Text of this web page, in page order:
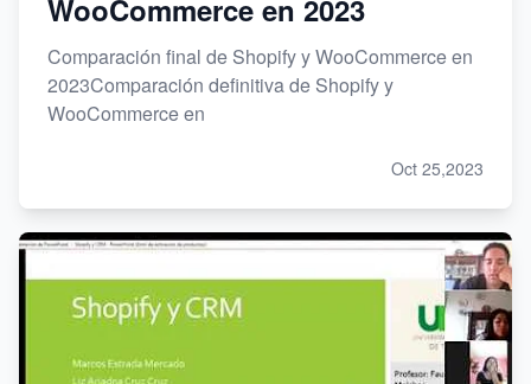
WooCommerce en 2023
Comparación final de Shopify y WooCommerce en
2023Comparación definitiva de Shopify y
WooCommerce en
Oct 25,2023